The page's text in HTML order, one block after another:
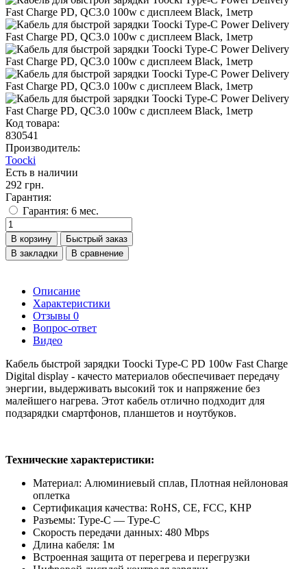
Код товара:
830541
Производитель:
Toocki
Есть в наличии
292 грн.
Гарантия:
Гарантия: 6 мес.
В корзину
Быстрый заказ
В закладки
В сравнение
Описание
Характеристики
Отзывы 0
Вопрос-ответ
Видео
Кабель быстрой зарядки Toocki Type-C PD 100w Fast Charge
Digital display - качесто материалов обеспечивает передачу
энергии, выдерживать высокий ток и напряжение без
малейшего нагрева. Этот кабель отлично подходит для
подзарядки смартфонов, планшетов и ноутбуков.
Технические характеристики:
Материал: Алюминиевый сплав, Плотная нейлоновая
оплетка
Сертификация качества: RoHS, CE, FCC, КНР
Разъемы: Type-C — Type-C
Скорость передачи данных: 480 Mbps
Длина кабеля: 1м
Встроенная защита от перегрева и перегрузки